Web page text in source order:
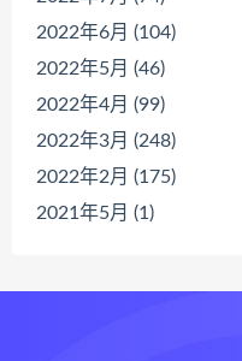
2022年6月 (104)
2022年5月 (46)
2022年4月 (99)
2022年3月 (248)
2022年2月 (175)
2021年5月 (1)